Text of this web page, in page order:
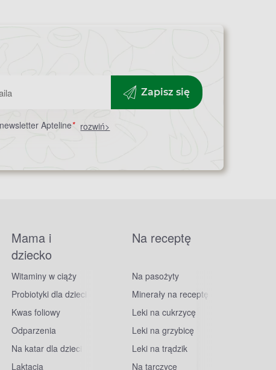
Zapisz się
Apteline* rozwiń>
Mama i
dziecko
Witaminy w ciąży
Probiotyki dla dzieci
Kwas foliowy
Odparzenia
Na katar dla dzieci
Laktacja
Na receptę
Na pasożyty
Minerały na receptę
Leki na cukrzycę
Leki na grzybicę
Leki na trądzik
Na tarczycę